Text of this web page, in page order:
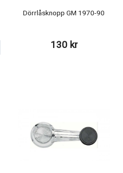
Dörrlåsknopp GM 1970-90
130 kr